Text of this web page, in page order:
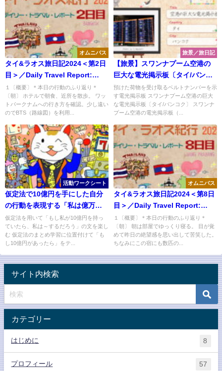
オムニバス
タイ&ラオス旅日記2024＜第2日
目＞／Daily Travel Report:
Day02
１〔概要〕＊本日の行動のふり返り＊
〔朝〕 ホテルで朝食、近所を散歩。 ワッ
トパークナムへの行き方を確認。少し遠い
のでBTS（路線図）を利用...
旅景／旅日記
【旅景】スワンナプーム空港の
巨大な電光掲示板〔タイ/バンコ
ク〕＜Kids＞
預けた荷物を受け取るベルトナンバーを示
す電光掲示板 スワンナプーム空港の巨大
な電光掲示板〔タイ/バンコク〕 スワンナ
プーム空港の電光掲示板（...
活動ワークシート
仮定法で10億円を手にした自分
の行動を表現する「私は億万長
者」
仮定法を用いて「もし私が10億円を持っ
ていたら、私は～するだろう」の文を楽し
む 仮定法のまとめ学習に位置付けて「も
し10億円があったら」をテ...
オムニバス
タイ&ラオス旅日記2024＜第8日
目＞／Daily Travel Report:
Day08
１〔概要〕＊本日の行動のふり返り＊
〔朝〕 朝は部屋でゆっくり寝る。 目が覚
めて昨日の絶望感を思い出して苦笑した。
ちなみにこの宿にも数匹の...
サイト内検索
カテゴリー
はじめに 8
プロフィール 57